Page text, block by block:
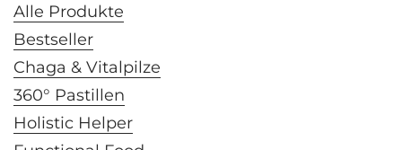
Alle Produkte
Bestseller
Chaga & Vitalpilze
360° Pastillen
Holistic Helper